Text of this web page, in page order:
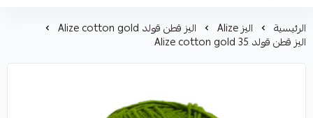
الرئيسية اليز Alize اليز قطن قولد Alize cotton gold
اليز قطن قولد Alize cotton gold 35